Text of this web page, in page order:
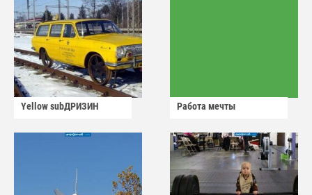
Yellow subДРИЗИН Работа мечты